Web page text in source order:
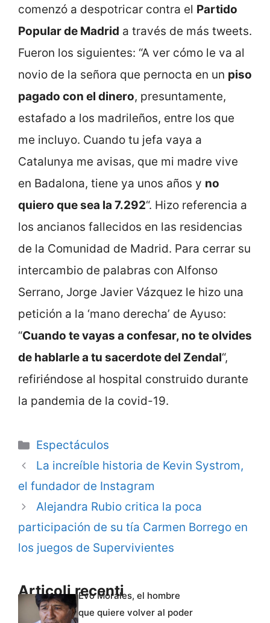
comenzó a despotricar contra el Partido
Popular de Madrid a través de más tweets.
Fueron los siguientes: “A ver cómo le va al
novio de la señora que pernocta en un piso
pagado con el dinero, presuntamente,
estafado a los madrileños, entre los que
me incluyo. Cuando tu jefa vaya a
Catalunya me avisas, que mi madre vive
en Badalona, tiene ya unos años y no
quiero que sea la 7.292“. Hizo referencia a
los ancianos fallecidos en las residencias
de la Comunidad de Madrid. Para cerrar su
intercambio de palabras con Alfonso
Serrano, Jorge Javier Vázquez le hizo una
petición a la ‘mano derecha’ de Ayuso:
“Cuando te vayas a confesar, no te olvides
de hablarle a tu sacerdote del Zendal“,
refiriéndose al hospital construido durante
la pandemia de la covid-19.
Categorie
Espectáculos
La increíble historia de Kevin Systrom,
el fundador de Instagram
Alejandra Rubio critica la poca
participación de su tía Carmen Borrego en
los juegos de Supervivientes
Articoli recentiEvo Morales, el hombre
que quiere volver al poder